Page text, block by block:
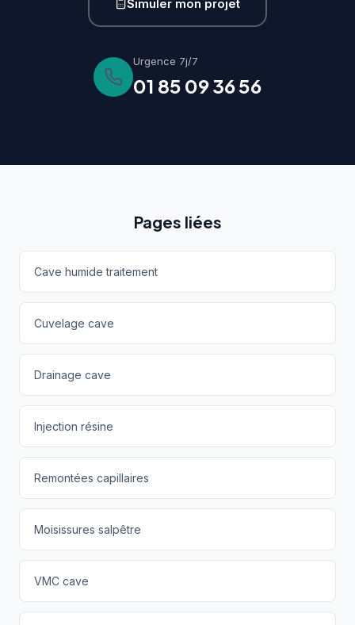
Simuler mon projet
Urgence 7j/7
01 85 09 36 56
Pages liées
Cave humide traitement
Cuvelage cave
Drainage cave
Injection résine
Remontées capillaires
Moisissures salpêtre
VMC cave